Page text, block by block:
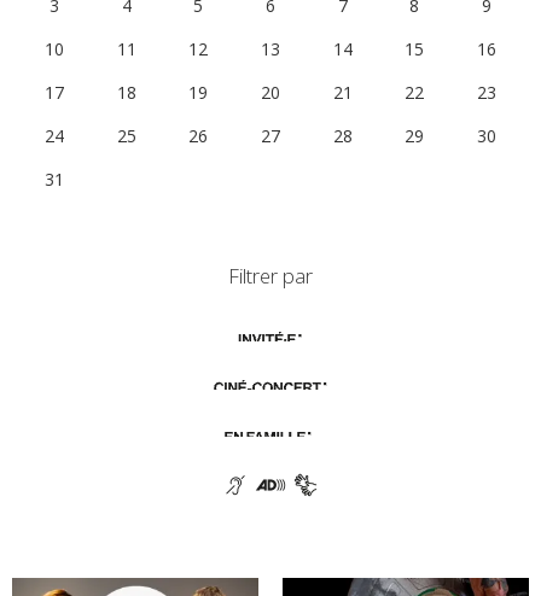
3
4 5 6 7 8
9
10
11 12 13 14 15
16
17
18 19 20 21 22
23
24
25 26 27 28 29
30
31
Filtrer par